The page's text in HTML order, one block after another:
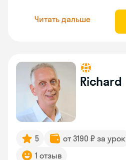
Читать дальше
Richard
5 от 3190 ₽ за урок
1 отзыв